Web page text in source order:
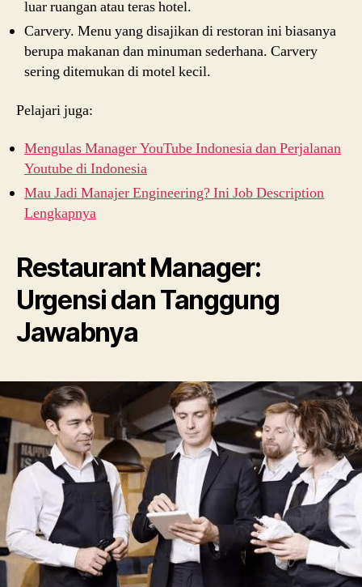
luar ruangan atau teras hotel.
Carvery. Menu yang disajikan di restoran ini biasanya
berupa makanan dan minuman sederhana. Carvery
sering ditemukan di motel kecil.
Pelajari juga:
Mengulas Manager YouTube Indonesia dan Perjalanan
Youtube di Indonesia
Mau Jadi Manajer Engineering? Ini Job Description
Lengkapnya
Restaurant Manager:
Urgensi dan Tanggung
Jawabnya